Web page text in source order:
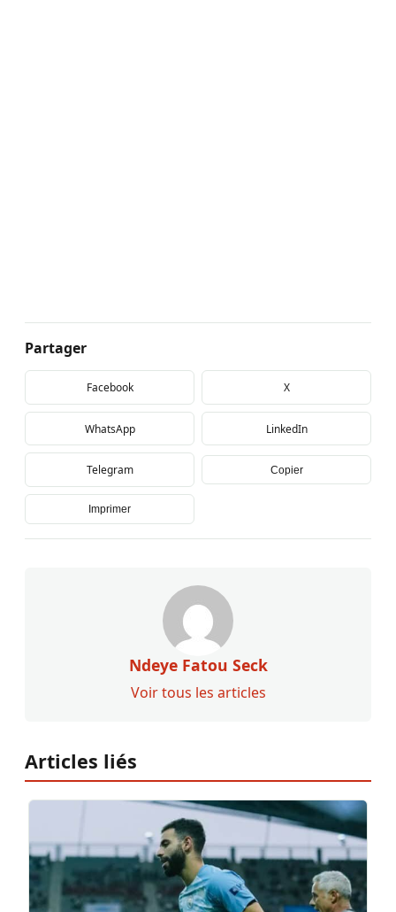
Partager
Facebook X
WhatsApp LinkedIn
Telegram Copier
Imprimer
Ndeye Fatou Seck
Voir tous les articles
Articles liés